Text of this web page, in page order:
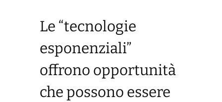
Le “tecnologie
esponenziali”
offrono opportunità
che possono essere